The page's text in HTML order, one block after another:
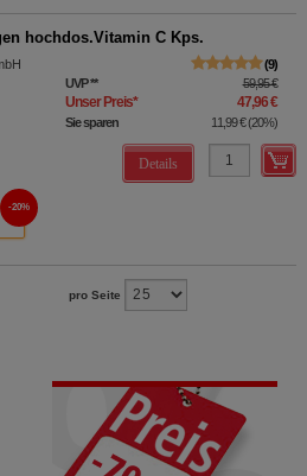
hochdos.Vitamin C Kps.
9
UVP** 59,95 €
Unser Preis* 47,96 €
Sie sparen 11,99 €(20%)
Details
20%
pro Seite